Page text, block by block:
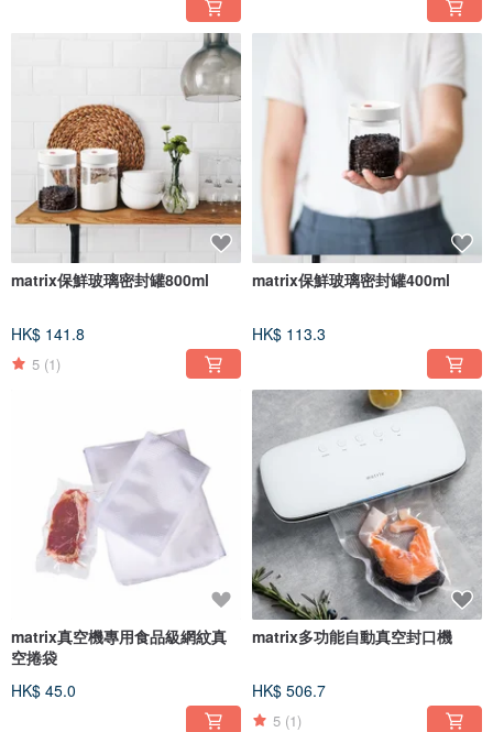
matrix保鮮玻璃密封罐800ml
HK$ 141.8
5 (1)
matrix保鮮玻璃密封罐400ml
HK$ 113.3
matrix真空機專用食品級網紋真
空捲袋
HK$ 45.0
matrix多功能自動真空封口機
HK$ 506.7
5 (1)